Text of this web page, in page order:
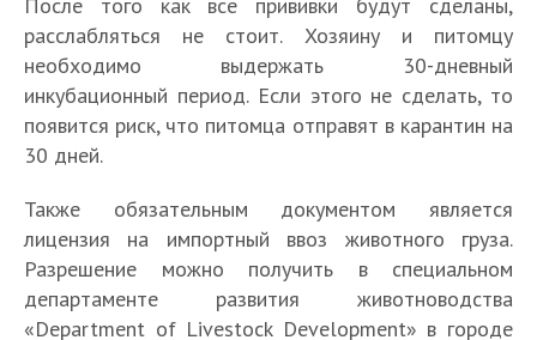
расслабляться не стоит. Хозяину и питомцу
необходимо выдержать 30-дневный
инкубационный период. Если этого не сделать, то
появится риск, что питомца отправят в карантин на
30 дней.
Также обязательным документом является
лицензия на импортный ввоз животного груза.
Разрешение можно получить в специальном
департаменте развития животноводства
«Department of Livestock Development» в городе